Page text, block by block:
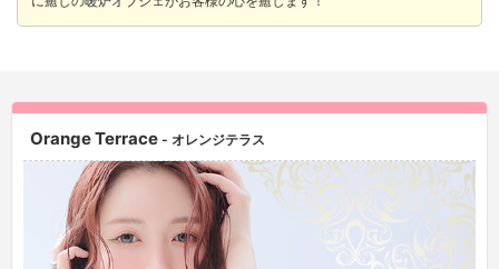
Orange Terrace - オレンジテラス